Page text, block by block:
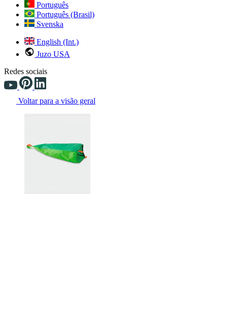
Português
Português (Brasil)
Svenska
English (Int.)
Juzo USA
Redes sociais
Voltar para a visão geral